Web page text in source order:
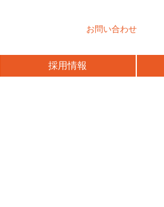
お問い合わせ
採用情報